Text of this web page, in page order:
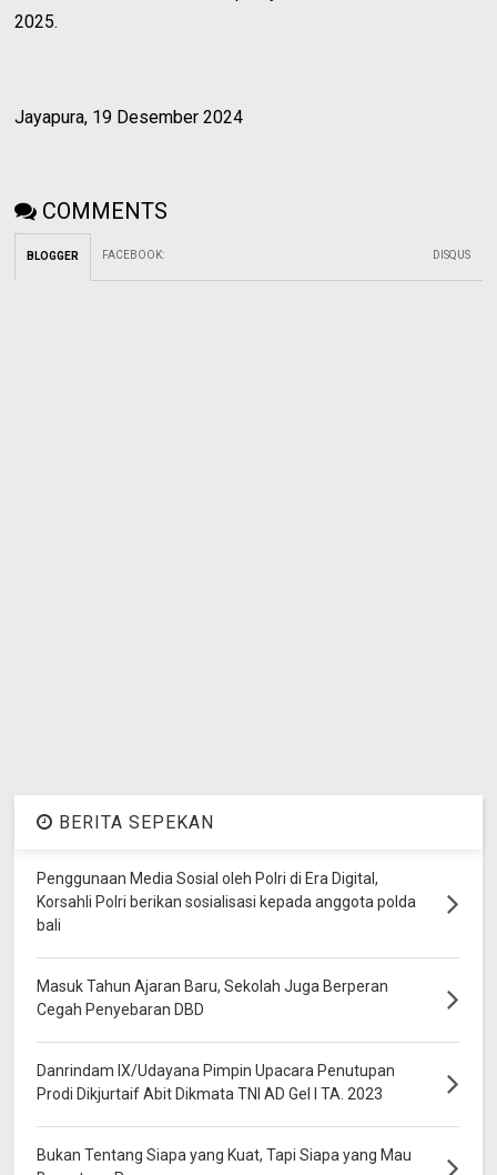
2025.
Jayapura, 19 Desember 2024
COMMENTS
BLOGGER FACEBOOK: DISQUS
BERITA SEPEKAN
Penggunaan Media Sosial oleh Polri di Era Digital,
Korsahli Polri berikan sosialisasi kepada anggota polda
bali
Masuk Tahun Ajaran Baru, Sekolah Juga Berperan
Cegah Penyebaran DBD
Danrindam IX/Udayana Pimpin Upacara Penutupan
Prodi Dikjurtaif Abit Dikmata TNI AD Gel I TA. 2023
Bukan Tentang Siapa yang Kuat, Tapi Siapa yang Mau